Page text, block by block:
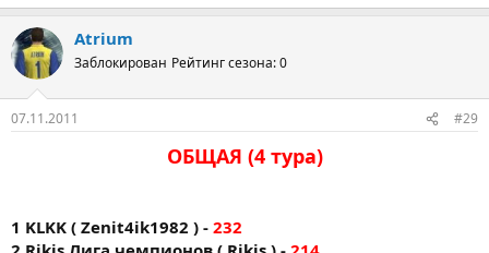
Atrium
Заблокирован Рейтинг сезона: 0
07.11.2011 #29
ОБЩАЯ (4 тура)
1 KLKK ( Zenit4ik1982 ) - 232